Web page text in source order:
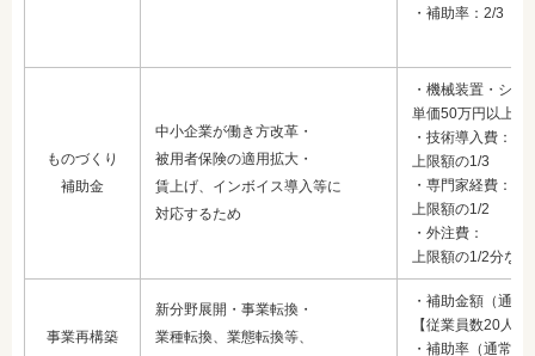
・補助率：2/3（
ものづくり
補助金
中小企業が働き方改革・
被用者保険の適用拡大・
賃上げ、インボイス導入等に
対応するため
・機械装置・シス
単価50万円以上の
・技術導入費：
上限額の1/3
・専門家経費：
上限額の1/2
・外注費：
上限額の1/2分など
事業再構築
新分野展開・事業転換・
業種転換、業態転換等、
・補助金額（通常
【従業員数20人
・補助率（通常枠